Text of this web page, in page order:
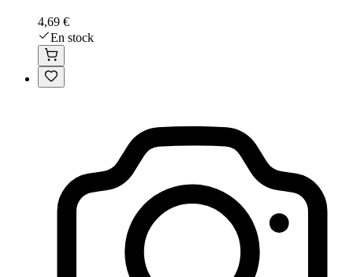
4,69 €
En stock